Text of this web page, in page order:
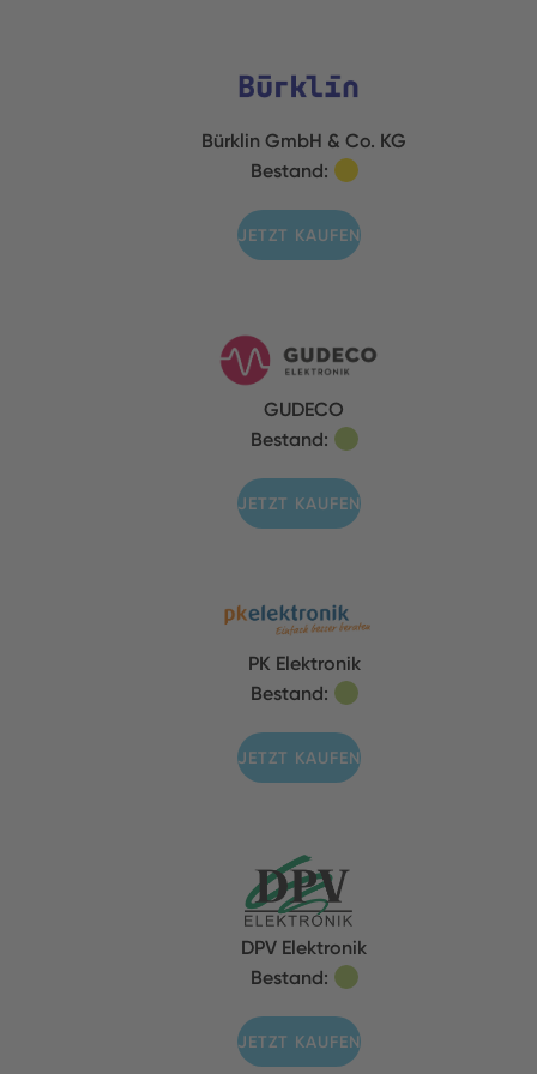
Bürklin GmbH & Co. KG
Bestand:
JETZT KAUFEN
GUDECO
Bestand:
JETZT KAUFEN
PK Elektronik
Bestand:
JETZT KAUFEN
DPV Elektronik
Bestand:
JETZT KAUFEN